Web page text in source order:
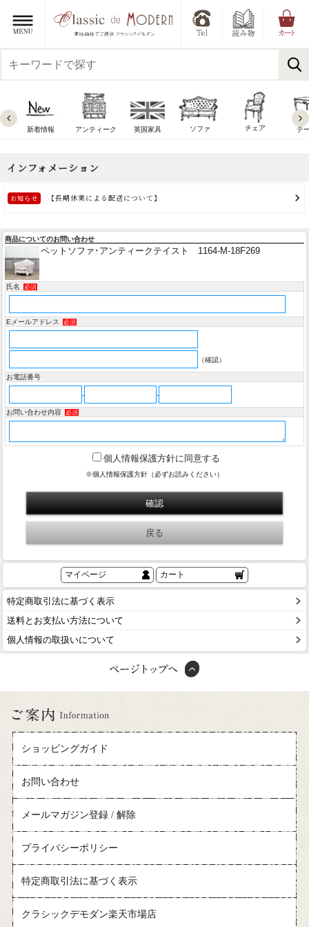
新着情報 アンティーク 英国家具 ソファ チェア テ
商品についてのお問い合わせ
ペットソファ･アンティークテイスト 1164-M-18F269
氏名 必須
Eメールアドレス 必須
（確認）
お電話番号
- -
お問い合わせ内容 必須
個人情報保護方針に同意する
※個人情報保護方針（必ずお読みください）
マイページ カート
特定商取引法に基づく表示
送料とお支払い方法について
個人情報の取扱いについて
ショッピングガイド
お問い合わせ
メールマガジン登録 / 解除
プライバシーポリシー
特定商取引法に基づく表示
クラシックデモダン楽天市場店